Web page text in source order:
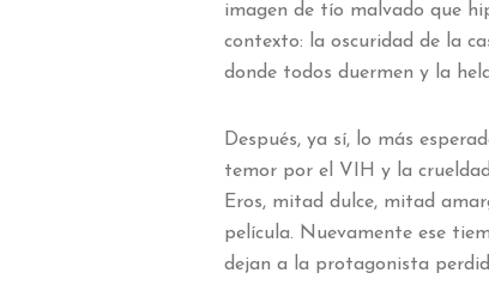
imagen de tío malvado que
contexto: la oscuridad de la
donde todos duermen y la
Después, ya sí, lo más
temor por el VIH y la
Eros, mitad dulce, mitad
película. Nuevamente ese
dejan a la protagonista